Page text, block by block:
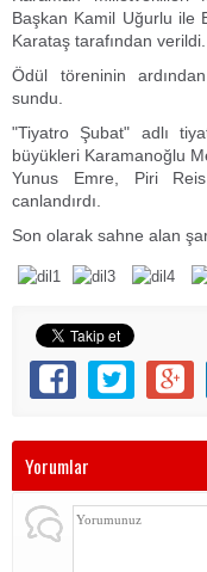
Başkan Kamil Uğurlu ile
Karataş tarafından verildi.
Ödül töreninin
sundu.
"Tiyatro Şubat" adlı
büyükleri Karamanoğlu
Yunus Emre, Piri
canlandırdı.
Son olarak sahne alan
Yorumlar